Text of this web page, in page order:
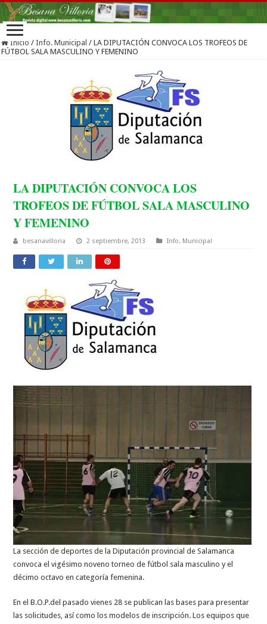
Inicio / Info. Municipal / LA DIPUTACIÓN CONVOCA LOS TROFEOS DE
FÚTBOL SALA MASCULINO Y FEMENINO
LA DIPUTACIÓN CONVOCA LOS
TROFEOS DE FÚTBOL SALA MASCULINO
Y FEMENINO
besanavilloria 2 septiembre, 2013 Info. Municipal
La sección de deportes de la Diputación provincial de Salamanca
convoca el vigésimo noveno torneo de fútbol sala masculino y el
décimo octavo en categoría femenina.
En el B.O.P.del pasado vienes 28 se publican las bases para presentar
las solicitudes, así como los modelos de inscripción. Los equipos que